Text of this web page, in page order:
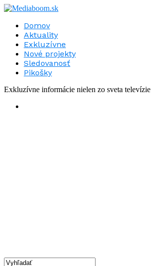
Domov
Aktuality
Exkluzívne
Nové projekty
Sledovanosť
Pikošky
Exkluzívne informácie nielen zo sveta televízie